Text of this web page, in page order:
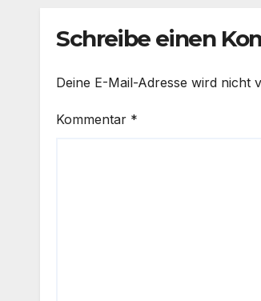
Schreibe einen
Deine E-Mail-Adresse wird nicht
Kommentar *